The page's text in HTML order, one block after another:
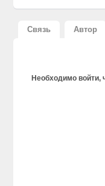
Связь Автор
Необходимо войти,